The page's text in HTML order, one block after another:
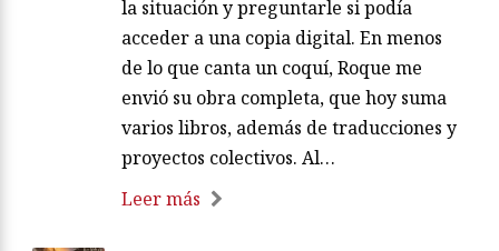
la situación y preguntarle si podía
acceder a una copia digital. En menos
de lo que canta un coquí, Roque me
envió su obra completa, que hoy suma
varios libros, además de traducciones y
proyectos colectivos. Al…
Leer más